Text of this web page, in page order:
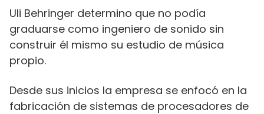
Uli Behringer determino que no podía
graduarse como ingeniero de sonido sin
construir él mismo su estudio de música
propio.
Desde sus inicios la empresa se enfocó en la
fabricación de sistemas de procesadores de